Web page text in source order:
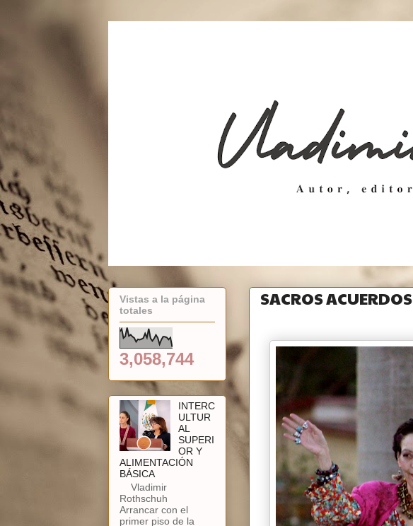
SACROS ACUERDOS
Vistas a la página
totales
3,058,744
INTERC
ULTUR
AL
SUPERI
OR Y
ALIMENTACIÓN
BÁSICA
Vladimir
Rothschuh
Arrancar con el
primer piso de la